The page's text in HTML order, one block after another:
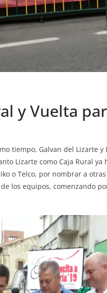
y Vuelta
tiempo, Galvan del Lizarte
Lizarte como Caja Rural
o Telco, por nombrar a
los equipos, comenzando